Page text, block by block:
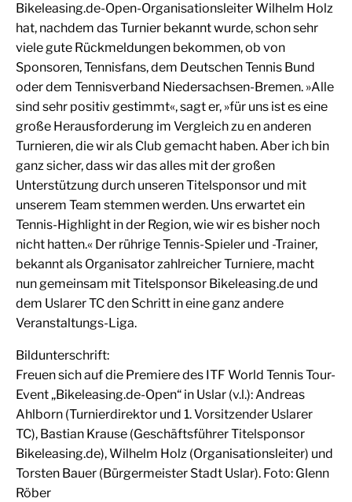
Bikeleasing.de-Open-Organisationsleiter Wilhelm Holz
hat, nachdem das Turnier bekannt wurde, schon sehr
viele gute Rückmeldungen bekommen, ob von
Sponsoren, Tennisfans, dem Deutschen Tennis Bund
oder dem Tennisverband Niedersachsen-Bremen. »Alle
sind sehr positiv gestimmt«, sagt er, »für uns ist es eine
große ­Herausforderung im Vergleich zu en anderen
Turnieren, die wir als Club gemacht haben. Aber ich bin
ganz ­sicher, dass wir das alles mit der großen
Unterstützung durch unseren Titelsponsor und mit
unserem Team stemmen werden. Uns erwartet ein
Tennis-Highlight in der Region, wie wir es bisher noch
nicht hatten.« Der rührige Tennis-Spieler und -Trainer,
bekannt als Organisator zahlreicher Turniere, macht
nun gemeinsam mit Titelsponsor Bikeleasing.de und
dem Uslarer TC den Schritt in eine ganz andere
Veranstaltungs-Liga.
Bildunterschrift:
Freuen sich auf die Premiere des ITF World Tennis Tour-
Event „Bikeleasing.de-Open“ in Uslar (v.l.): Andreas
Ahlborn (Turnierdirektor und 1. Vorsitzender Uslarer
TC), Bastian Krause (Geschäftsführer Titelsponsor
Bikeleasing.de), Wilhelm Holz (Organisationsleiter) und
Torsten Bauer (Bürgermeister Stadt Uslar). Foto: Glenn
Röber